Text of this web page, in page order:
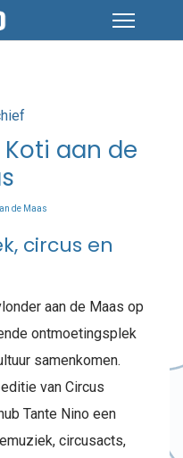
Koti aan de
de Maas
circus en
aan de Maas op
ontmoetingsplek
samenkomen.
van Circus
Tante Nino een
circusacts,